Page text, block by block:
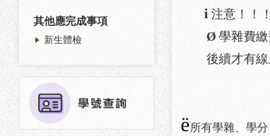
其他應完成事項
新生體檢
i 注意！！
Ø 學雜費
後續才有
ë所有學雜、學